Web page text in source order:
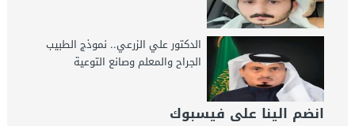
الدكتور علي الزرعي.. نموذج الطبيب
الجراح والمعلم وصانع التوعية
انضم الينا على فيسبوك